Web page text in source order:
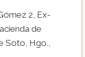
2, Ex-
de
Soto, Hgo.,